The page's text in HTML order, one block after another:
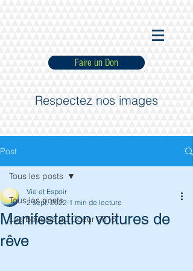
Faire un Don
Respectez nos images
Post
Tous les posts
Les Boucles du Coeur 2016
Tous les posts
Manifestation voitures de
rêve
Vie et Espoir
2 sept. 2022 1 min de lecture